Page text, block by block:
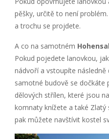
pěšky, určitě to není
a trochu se projdete.
A co na samotném
Pokud pojedete lanovkou,
nádvoří a vstoupíte následně
samotné budově se dočkáte
dělových střílen, které jsou
komnaty knížete a také Zlatý
pak můžete navštívit kostel